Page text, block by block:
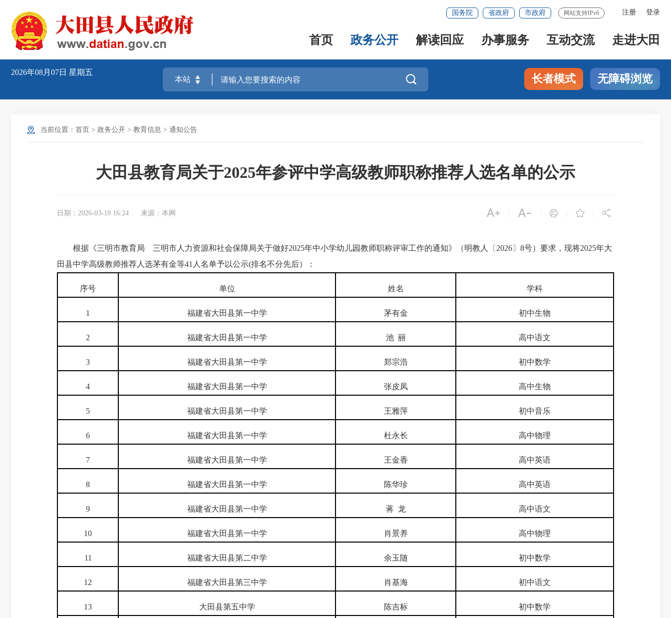
注册 登录
国务院 省政府 市政府 网站支持IPv6
首页 政务公开 解读回应 办事服务 互动交流 走进大田
2026年08月07日 星期五
 长者模式 无障碍浏览
当前位置： 首页 > 政务公开 > 教育信息 > 通知公告
大田县教育局关于2025年参评中学高级教师职称推荐人选名单的公示
日期：2026-03-18 16:24 来源：本网     
根据《三明市教育局 三明市人力资源和社会保障局关于做好2025年中小学幼儿园教师职称评审工作的通知》（明教人〔 2026〕 8号）要求，现将2025年大
田县中学高级教师推荐人选茅有金等41 人名单予以公示(排名不分先后）：
序号 单位 姓名 学科
1 福建省大田县第一中学 茅有金 初中生物
2 福建省大田县第一中学 池 丽 高中语文
3 福建省大田县第一中学 郑宗浩 初中数学
4 福建省大田县第一中学 张皮凤 高中生物
5 福建省大田县第一中学 王雅萍 初中音乐
6 福建省大田县第一中学 杜永长 高中物理
7 福建省大田县第一中学 王金香 高中英语
8 福建省大田县第一中学 陈华珍 高中英语
9 福建省大田县第一中学 蒋 龙 高中语文
10 福建省大田县第一中学 肖景养 高中物理
11 福建省大田县第二中学 余玉随 初中数学
12 福建省大田县第三中学 肖基海 初中语文
13 大田县第五中学 陈吉标 初中数学